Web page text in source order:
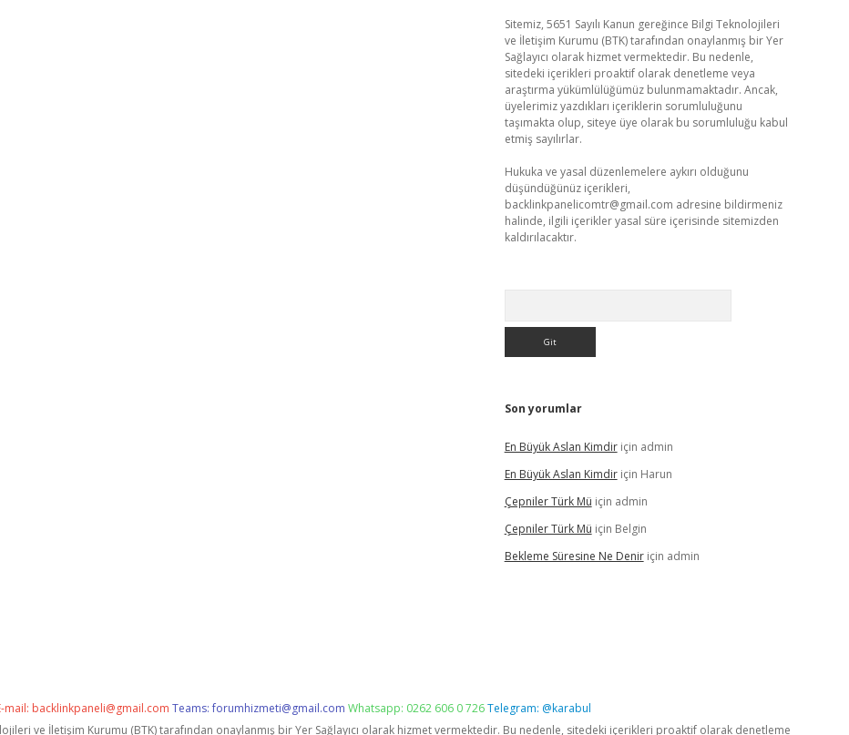
Sitemiz, 5651 Sayılı Kanun gereğince Bilgi Teknolojileri
ve İletişim Kurumu (BTK) tarafından onaylanmış bir Yer
Sağlayıcı olarak hizmet vermektedir. Bu nedenle,
sitedeki içerikleri proaktif olarak denetleme veya
araştırma yükümlülüğümüz bulunmamaktadır. Ancak,
üyelerimiz yazdıkları içeriklerin sorumluluğunu
taşımakta olup, siteye üye olarak bu sorumluluğu kabul
etmiş sayılırlar.
Hukuka ve yasal düzenlemelere aykırı olduğunu
düşündüğünüz içerikleri,
backlinkpanelicomtr@gmail.com adresine bildirmeniz
halinde, ilgili içerikler yasal süre içerisinde sitemizden
kaldırılacaktır.
Son yorumlar
En Büyük Aslan Kimdiriçin admin
En Büyük Aslan Kimdiriçin Harun
Çepniler Türk Mü için admin
Çepniler Türk Mü için Belgin
Bekleme Süresine Ne Deniriçin admin
mail: backlinkpaneli@gmail.com Teams:forumhizmeti@gmail.com Whatsapp: 0262 606 0 726Telegram: @karabul
ve İletişim Kurumu (BTK) tarafından onaylanmış bir Yer Sağlayıcı olarak hizmet vermektedir. Bu nedenle, sitedeki içerikleri proaktif olarak denetleme